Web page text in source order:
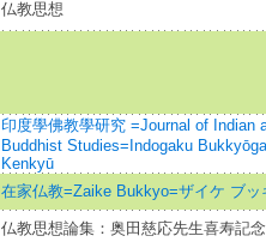
仏教思想
印度學佛教學研究 =Journal of Indian
Buddhist Studies=Indogaku
Kenkyū
在家仏教=Zaike Bukkyo=ザイケ ブッ
仏教思想論集：奥田慈応先生喜寿記念